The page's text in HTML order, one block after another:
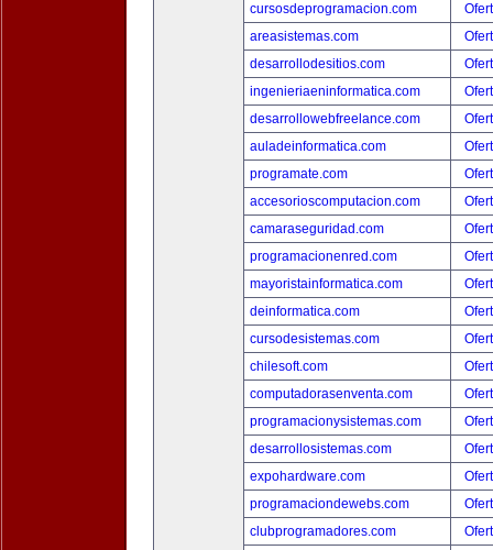
cursosdeprogramacion.com
areasistemas.com
desarrollodesitios.com
ingenieriaeninformatica.com
desarrollowebfreelance.com
auladeinformatica.com
programate.com
accesorioscomputacion.com
camaraseguridad.com
programacionenred.com
mayoristainformatica.com
deinformatica.com
cursodesistemas.com
chilesoft.com
computadorasenventa.com
programacionysistemas.com
desarrollosistemas.com
expohardware.com
programaciondewebs.com
clubprogramadores.com